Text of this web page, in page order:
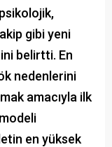
gibi yeni
belirtti. En
nedenlerini
amacıyla ilk
en yüksek